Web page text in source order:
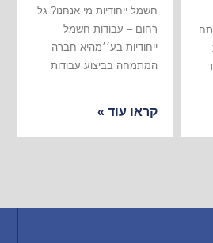
חשמל ייחודיות מי אנחנו? גל
רחום – עבודות חשמל
ייחודיות בע׳׳מהיא חברה
המתמחה בביצוע עבודות
קראו עוד »